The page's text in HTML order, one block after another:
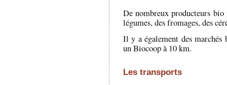
De nombreux producteurs
légumes, des fromages, des
Il y a également des marchés
un Biocoop à 10 km.
Les transports